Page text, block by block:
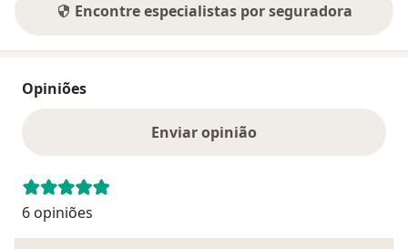
Encontre especialistas por seguradora
Opiniões
Enviar opinião
6 opiniões